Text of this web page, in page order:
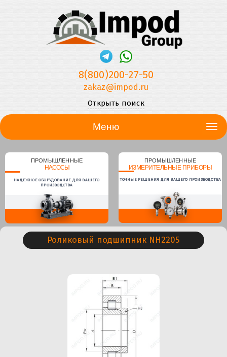
8(800)200-27-50
zakaz@impod.ru
Открыть поиск
Меню
ПРОМЫШЛЕННЫЕ
НАСОСЫ
НАДЕЖНОЕ ОБОРУДОВАНИЕ ДЛЯ ВАШЕГО
ПРОИЗВОДСТВА
ПРОМЫШЛЕННЫЕ
ИЗМЕРИТЕЛЬНЫЕ ПРИБОРЫ
ТОЧНЫЕ РЕШЕНИЯ ДЛЯ ВАШЕГО ПРОИЗВОДСТВА
Роликовый подшипник NH2205